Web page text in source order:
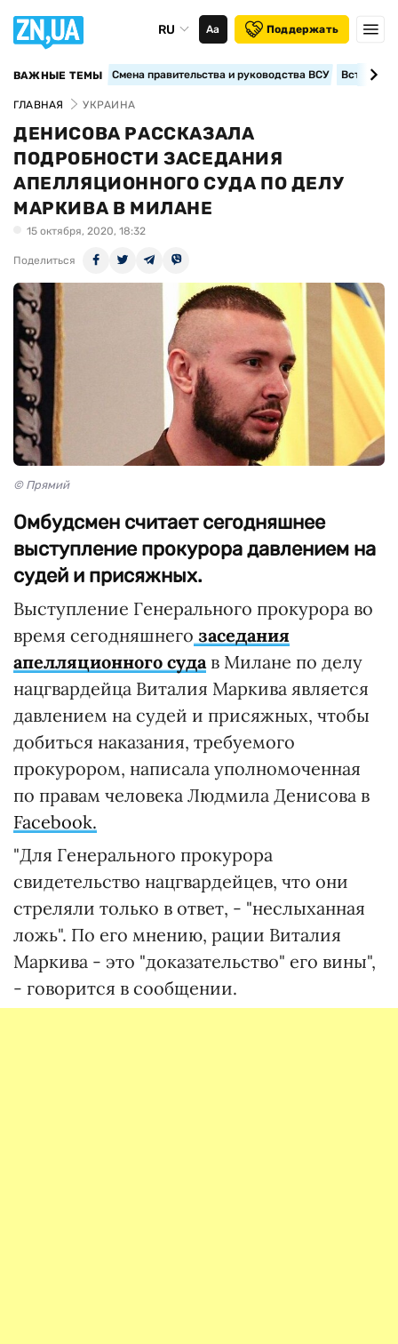
RU Аа Поддержать
ВАЖНЫЕ ТЕМЫ Смена правительства и руководства ВСУ
ГЛАВНАЯ УКРАИНА
ДЕНИСОВА РАССКАЗАЛА
ПОДРОБНОСТИ ЗАСЕДАНИЯ
АПЕЛЛЯЦИОННОГО СУДА ПО ДЕЛУ
МАРКИВА В МИЛАНЕ
15 октября, 2020, 18:32
Поделиться
© Прямий
Омбудсмен считает сегодняшнее
выступление прокурора давлением на
судей и присяжных.
Выступление Генерального прокурора во
время сегодняшнего заседания
апелляционного суда в Милане по делу
нацгвардейца Виталия Маркива является
давлением на судей и присяжных, чтобы
добиться наказания, требуемого
прокурором, написала уполномоченная
по правам человека Людмила Денисова в
Facebook.
"Для Генерального прокурора
свидетельство нацгвардейцев, что они
стреляли только в ответ, - "неслыханная
ложь". По его мнению, рации Виталия
Маркива - это "доказательство" его вины",
- говорится в сообщении.